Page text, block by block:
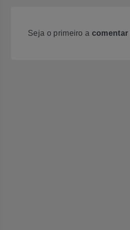
Seja o primeiro a comentar